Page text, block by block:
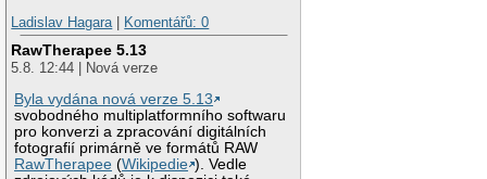
Ladislav Hagara
Komentářů: 0
RawTherapee 5.13
5.8. 12:44 | Nová verze
Byla vydána nová verze 5.13
svobodného multiplatformního softwaru
pro konverzi a zpracování digitálních
fotografií primárně ve formátů RAW
RawTherapee (Wikipedie ). Vedle